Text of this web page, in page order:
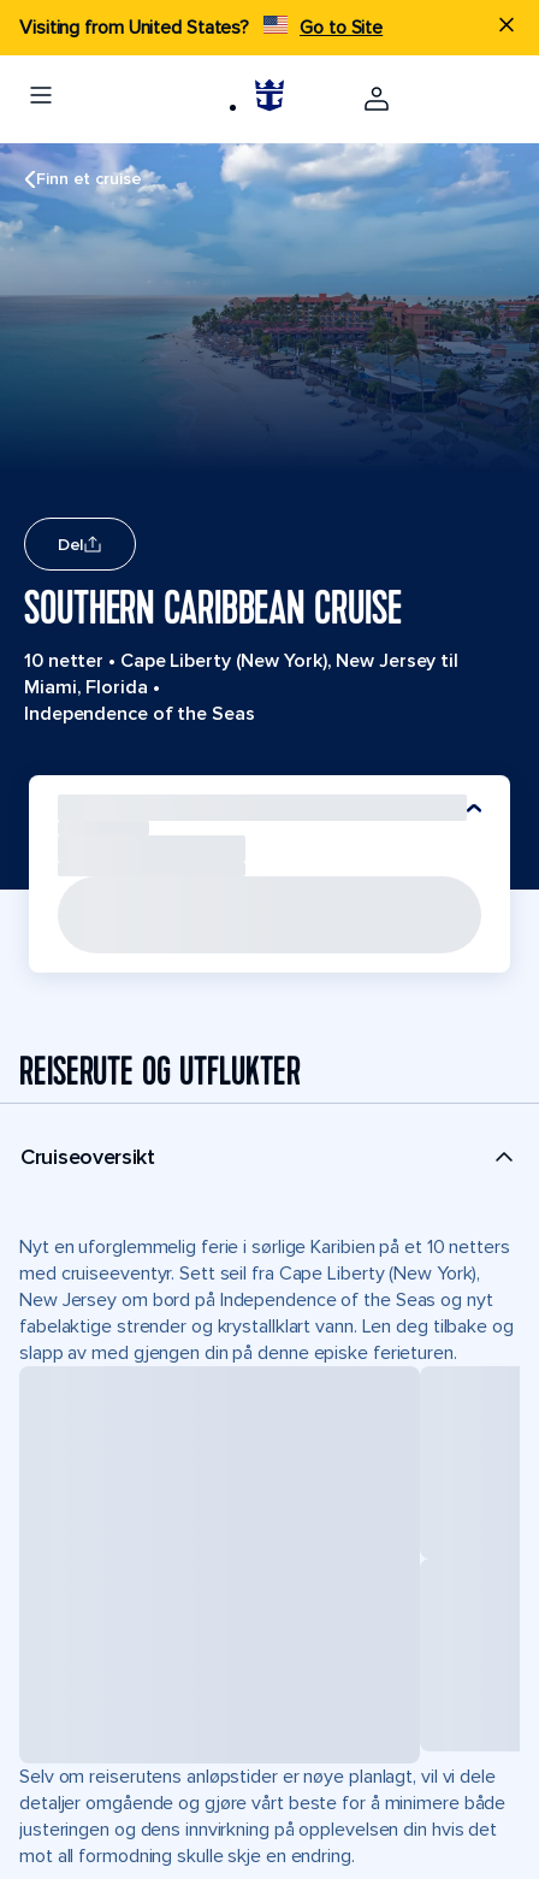
Visiting from United States? Go to Site
Finn et cruise
Del
SOUTHERN CARIBBEAN CRUISE
10 netter • Cape Liberty (New York), New Jersey til
Miami, Florida •
Independence of the Seas
REISERUTE OG UTFLUKTER
Cruiseoversikt
Nyt en uforglemmelig ferie i sørlige Karibien på et 10 netters
med cruiseeventyr. Sett seil fra Cape Liberty (New York),
New Jersey om bord på Independence of the Seas og nyt
fabelaktige strender og krystallklart vann. Len deg tilbake og
slapp av med gjengen din på denne episke ferieturen.
Selv om reiserutens anløpstider er nøye planlagt, vil vi dele
detaljer omgående og gjøre vårt beste for å minimere både
justeringen og dens innvirkning på opplevelsen din hvis det
mot all formodning skulle skje en endring.